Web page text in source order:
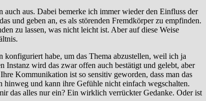
aus. Dabei bemerke ich immer wieder den Einfluss der
und geben an, es als störenden Fremdkörper zu empfinden.
zu lassen, was nicht leicht ist. Aber auf diese Weise
habe, um das Thema abzustellen, weil ich ja
Instanz wird das zwar offen auch bestätigt und gelebt, aber
Kommunikation ist so sensitiv geworden, dass man das
und kann ihre Gefühle nicht einfach wegschalten.
das alles nur ein? Ein wirklich verrückter Gedanke. Oder ist